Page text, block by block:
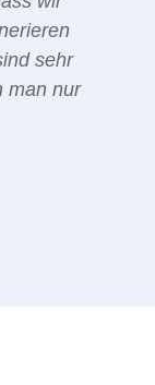
sehr
man nur